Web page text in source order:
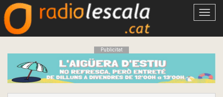
Obrir
Publicitat